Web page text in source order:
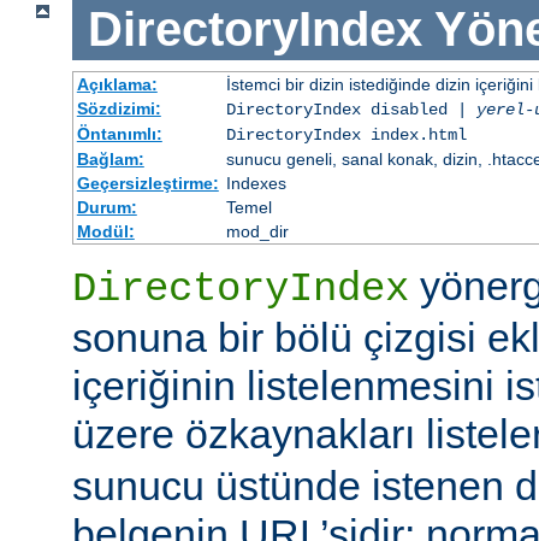
DirectoryIndex
Açıklama:
İstemci bir dizin istediğinde dizin içeriğini
Sözdizimi:
DirectoryIndex disabled |
Öntanımlı:
DirectoryIndex index.html
Bağlam:
sunucu geneli, sanal konak, dizin,
Geçersizleştirme: Indexes
Durum:
Temel
Modül:
mod_dir
DirectoryIndex
sonuna bir bölü çizgisi
içeriğinin listelenmesini
üzere özkaynakları
sunucu üstünde istenen